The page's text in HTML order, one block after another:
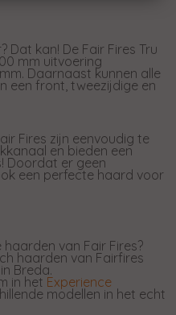
Dat kan! De Fair Fires Tru
mm uitvoering
Daarnaast kunnen alle
een front, tweezijdige en
Fires zijn eenvoudig te
en bieden een
Doordat er geen
een perfecte haard voor
van Fair Fires?
haarden van Fairfires
Breda.
in het Experience
modellen in het echt